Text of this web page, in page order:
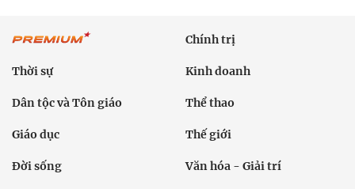
Chính trị
Thời sự Kinh doanh
Dân tộc và Tôn giáo Thể thao
Giáo dục Thế giới
Đời sống Văn hóa - Giải trí